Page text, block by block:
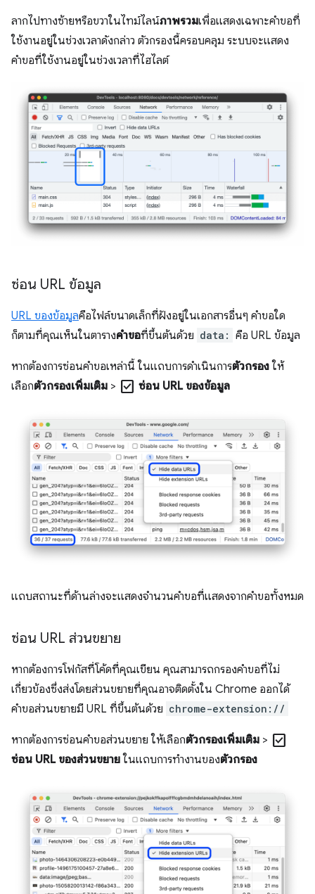
ลากไปทางซ้ายหรือขวาในไทม์ไลน์ภาพรวมเพื่อแสดงเฉพาะคำขอที่
ใช้งานอยู่ในช่วงเวลาดังกล่าว ตัวกรองนี้ครอบคลุม ระบบจะแสดง
คำขอที่ใช้งานอยู่ในช่วงเวลาที่ไฮไลต์
ซ่อน URL ข้อมูล
URL ของข้อมูลคือไฟล์ขนาดเล็กที่ฝังอยู่ในเอกสารอื่นๆ คำขอใด
ก็ตามที่คุณเห็นในตารางคำขอที่ขึ้นต้นด้วย data: คือ URL ข้อมูล
หากต้องการซ่อนคำขอเหล่านี้ ในแถบการดำเนินการตัวกรองให้
เลือกตัวกรองเพิ่มเติม > check_box ซ่อน URL ของข้อมูล
แถบสถานะที่ด้านล่างจะแสดงจำนวนคำขอที่แสดงจากคำขอทั้งหมด
ซ่อน URL ส่วนขยาย
หากต้องการโฟกัสที่โค้ดที่คุณเขียน คุณสามารถกรองคำขอที่ไม่
เกี่ยวข้องซึ่งส่งโดยส่วนขยายที่คุณอาจติดตั้งใน Chrome ออกได้
คำขอส่วนขยายมี URL ที่ขึ้นต้นด้วย chrome-extension://
หากต้องการซ่อนคำขอส่วนขยาย ให้เลือกตัวกรองเพิ่มเติม > check_box
ซ่อน URL ของส่วนขยาย ในแถบการทำงานของตัวกรอง